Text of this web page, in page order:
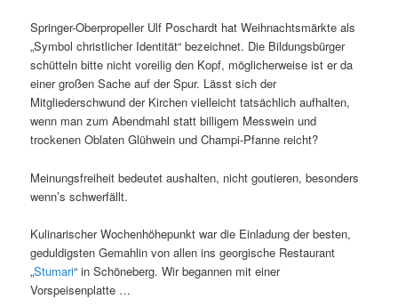
Springer-Oberpropeller Ulf Poschardt hat Weihnachtsmärkte als
„Symbol christlicher Identität“ bezeichnet. Die Bildungsbürger
schütteln bitte nicht voreilig den Kopf, möglicherweise ist er da
einer großen Sache auf der Spur. Lässt sich der
Mitgliederschwund der Kirchen vielleicht tatsächlich aufhalten,
wenn man zum Abendmahl statt billigem Messwein und
trockenen Oblaten Glühwein und Champi-Pfanne reicht?
Meinungsfreiheit bedeutet aushalten, nicht goutieren, besonders
wenn’s schwerfällt.
Kulinarischer Wochenhöhepunkt war die Einladung der besten,
geduldigsten Gemahlin von allen ins georgische Restaurant
„Stumari“ in Schöneberg. Wir begannen mit einer
Vorspeisenplatte …